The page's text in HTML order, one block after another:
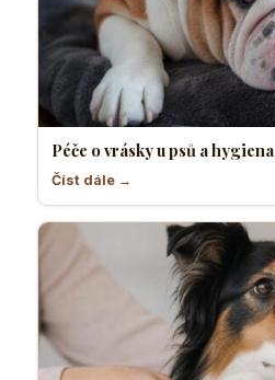
Péče o vrásky u psů a hygiena
Číst dále →